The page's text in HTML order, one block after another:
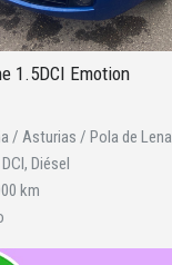
1.5DCI Emotion
/ Asturias / Pola de Lena
Diésel
km